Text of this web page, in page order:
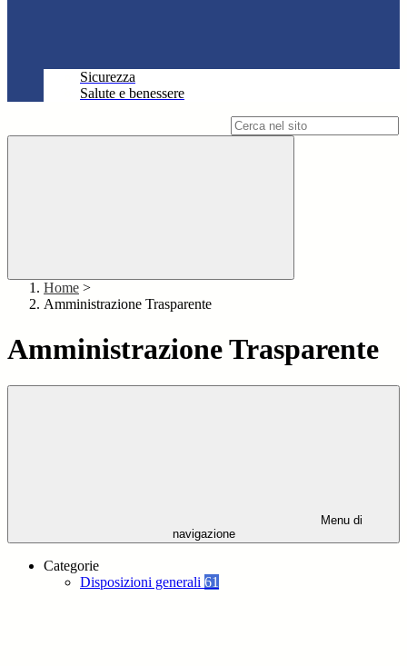
Sicurezza
Salute e benessere
Home >
Amministrazione Trasparente
Amministrazione Trasparente
Menu di
navigazione
Categorie
Disposizioni generali 61